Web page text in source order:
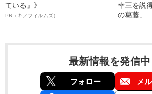
ている』》
PR（キノフィルムズ）
幸三を説
の葛藤」
最新情報を発信中
フォロー メ